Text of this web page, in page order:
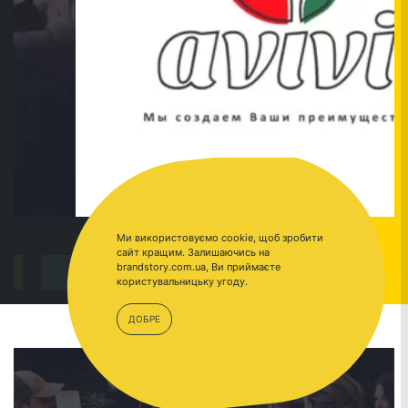
ПЕРЕЙТИ
Ми використовуємо cookie, щоб зробити
сайт кращим. Залишаючись на
brandstory.com.ua, Ви приймаєте
користувальницьку угоду.
ДОБРЕ